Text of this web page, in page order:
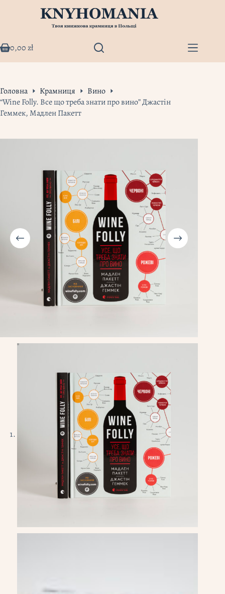
Кошик
0,00zł
Головна Крамниця
Вино
“Wine Folly. Все що треба знати про вино” Джастін
Геммек, Мадлен Пакетт